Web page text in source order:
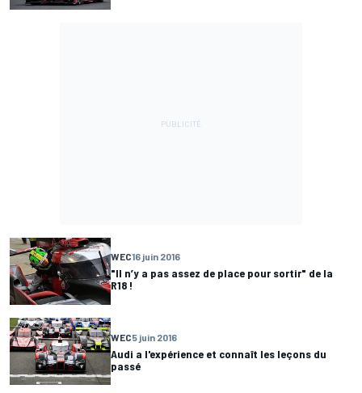
WEC16 juin 2016
"Il n’y a pas assez de place pour sortir" de la
R18 !
WEC5 juin 2016
Audi a l'expérience et connaît les leçons du
passé